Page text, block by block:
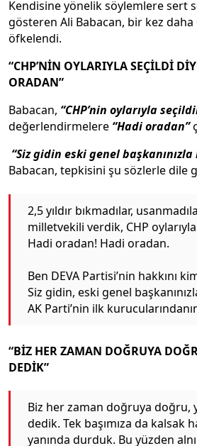
Kendisine yönelik söylemlere sert
gösteren Ali Babacan, bir kez daha
öfkelendi.
“CHP’NİN OYLARIYLA SEÇİLDİ
ORADAN”
Babacan, “CHP’nin oylarıyla
değerlendirmelere “Hadi oradan”
“Siz gidin eski genel
Babacan, tepkisini şu sözlerle dile
2,5 yıldır bıkmadılar,
milletvekili verdik, CHP
Hadi oradan! Hadi oradan.
Ben DEVA Partisi’nin hakkını
Siz gidin, eski genel
AK Parti’nin ilk
“BİZ HER ZAMAN DOĞRUYA
DEDİK”
Biz her zaman doğruya doğru,
dedik. Tek başımıza da kalsak
yanında durduk. Bu yüzden